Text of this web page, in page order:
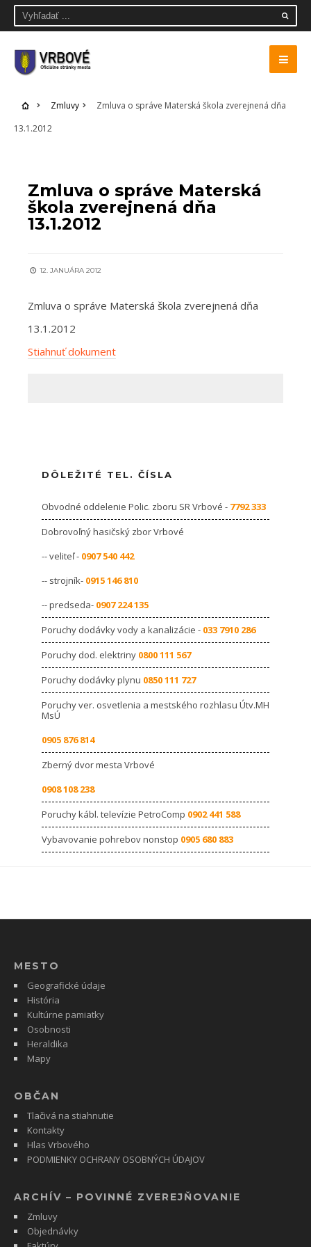
Zmluvy
Zmluva o správe Materská škola zverejnená dňa
13.1.2012
Zmluva o správe Materská
škola zverejnená dňa
13.1.2012
12. JANUÁRA 2012
Zmluva o správe Materská škola zverejnená dňa
13.1.2012
Stiahnuť dokument
DÔLEŽITÉ TEL. ČÍSLA
Obvodné oddelenie Polic. zboru SR Vrbové - 7792 333
Dobrovoľný hasičský zbor Vrbové
-- veliteľ - 0907 540 442
-- strojník- 0915 146 810
-- predseda- 0907 224 135
Poruchy dodávky vody a kanalizácie - 033 7910 286
Poruchy dod. elektriny 0800 111 567
Poruchy dodávky plynu 0850 111 727
Poruchy ver. osvetlenia a mestského rozhlasu Útv.MH
MsÚ
0905 876 814
Zberný dvor mesta Vrbové
0908 108 238
Poruchy kábl. televízie PetroComp 0902 441 588
Vybavovanie pohrebov nonstop 0905 680 883
MESTO
Geografické údaje
História
Kultúrne pamiatky
Osobnosti
Heraldika
Mapy
OBČAN
Tlačivá na stiahnutie
Kontakty
Hlas Vrbového
PODMIENKY OCHRANY OSOBNÝCH ÚDAJOV
ARCHÍV – POVINNÉ ZVEREJŇOVANIE
Zmluvy
Objednávky